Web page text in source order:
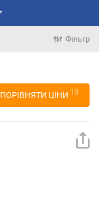
Фільтр
ПОРІВНЯТИ ЦІНИ 10